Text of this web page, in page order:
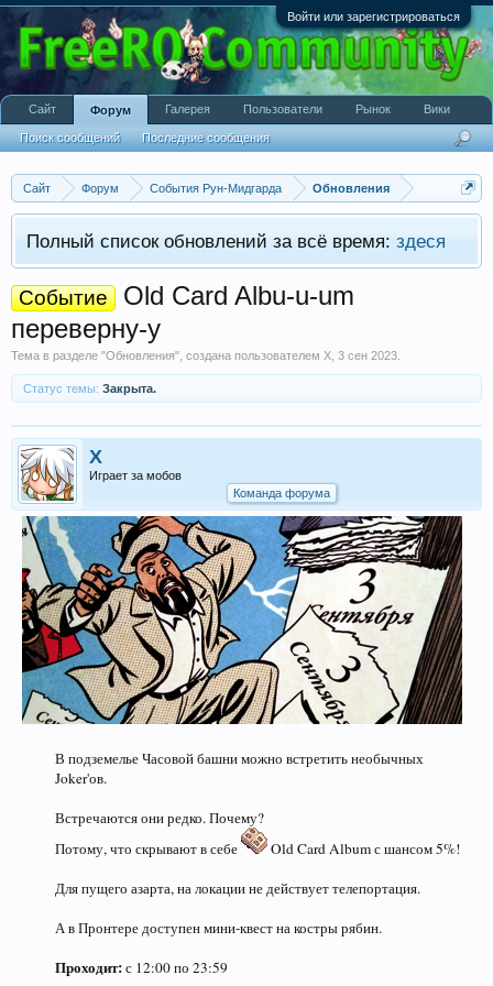
Войти или зарегистрироваться
Сайт Форум События Рун-Мидгарда Обновления
Полный список обновлений за всё время: здеся
Событие
Old Card Albu-u-um
переверну-у
Тема в разделе "Обновления", создана пользователем X 3 сен 2023
Статус темы: Закрыта.
X
Играет за мобов
Команда форума
В подземелье Часовой башни можно встретить необычных
Joker'ов.
Встречаются они редко. Почему?
Потому, что скрывают в себе
Old Card Album с шансом 5%!
Для пущего азарта, на локации не действует телепортация.
А в Пронтере доступен мини-квест на костры рябин.
Проходит:с 12:00 по 23:59​
Сайт Форум
Поиск сообщений Последние сообщения
Галерея Пользователи Рынок Вики